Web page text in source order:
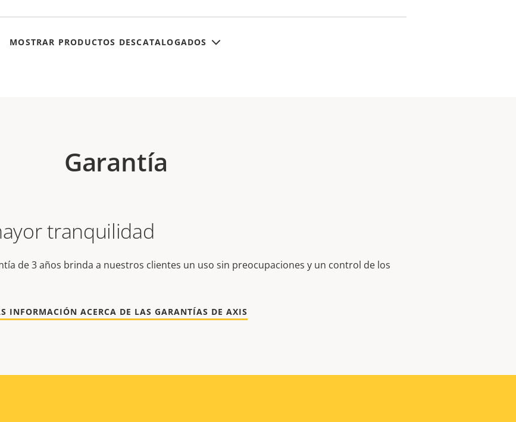
MOSTRAR PRODUCTOS DESCATALOGADOS
Garantía
tranquilidad
de 3 años brinda a nuestros clientes un uso sin preocupaciones y un control de los
INFORMACIÓN ACERCA DE LAS GARANTÍAS DE AXIS